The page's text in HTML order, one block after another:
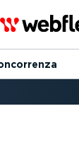
DELLA